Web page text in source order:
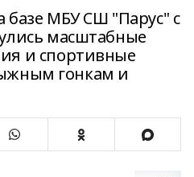
базе МБУ СШ "Парус" с
масштабные
и спортивные
гонкам и